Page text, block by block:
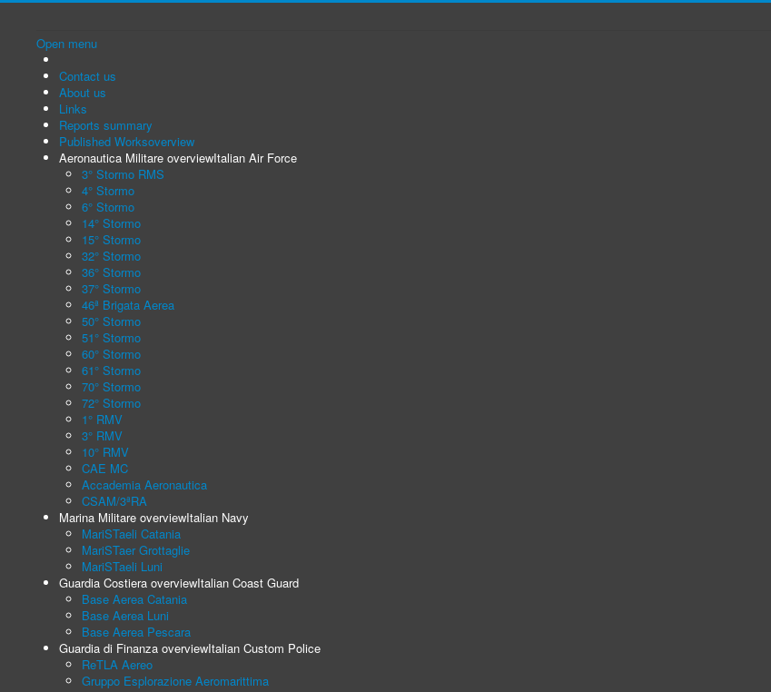
Open menu
Contact us
About us
Links
Reports summary
Published Worksoverview
Aeronautica Militare overviewItalian Air Force
3° Stormo RMS
4° Stormo
6° Stormo
14° Stormo
15° Stormo
32° Stormo
36° Stormo
37° Stormo
46ª Brigata Aerea
50° Stormo
51° Stormo
60° Stormo
61° Stormo
70° Stormo
72° Stormo
1° RMV
3° RMV
10° RMV
CAE MC
Accademia Aeronautica
CSAM/3ªRA
Marina Militare overviewItalian Navy
MariSTaeli Catania
MariSTaer Grottaglie
MariSTaeli Luni
Guardia Costiera overviewItalian Coast Guard
Base Aerea Catania
Base Aerea Luni
Base Aerea Pescara
Guardia di Finanza overviewItalian Custom Police
ReTLA Aereo
Gruppo Esplorazione Aeromarittima